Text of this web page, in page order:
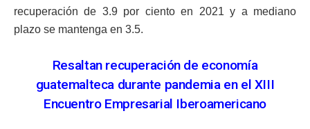
recuperación de 3.9 por ciento en 2021 y a mediano
plazo se mantenga en 3.5.
Resaltan recuperación de economía
guatemalteca durante pandemia en el XIII
Encuentro Empresarial Iberoamericano